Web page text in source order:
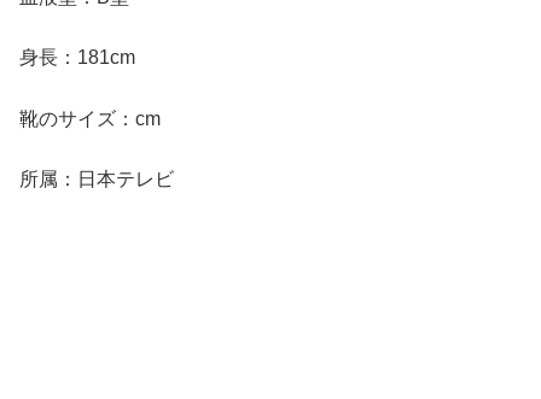
身長：181cm
靴のサイズ：cm
所属：日本テレビ